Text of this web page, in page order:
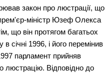
закон про люстрації, що
міністр Юзеф Олекса
що він протягом багатьох
січні 1996, і його перемінив
парламент прийняв
люстрацію. Відповідно до